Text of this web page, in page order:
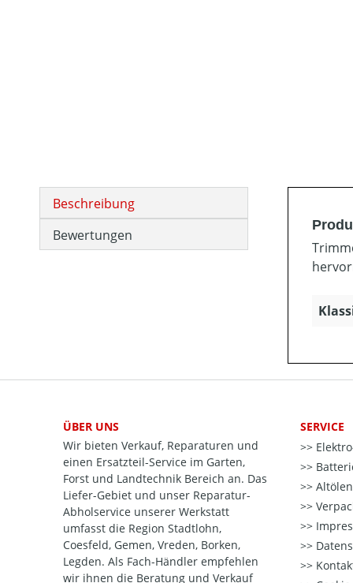
Beschreibung
Bewertungen
ÜBER UNS
Wir bieten Verkauf, Reparaturen und
einen Ersatzteil-Service im Garten,
Forst und Landtechnik Bereich an. Das
Liefer-Gebiet und unser Reparatur-
Abholservice unserer Werkstatt
umfasst die Region Stadtlohn,
Coesfeld, Gemen, Vreden, Borken,
Legden. Als Fach-Händler empfehlen
wir ihnen die Beratung und Verkauf
SERVICE